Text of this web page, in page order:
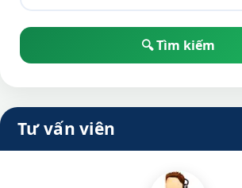
Tư vấn viên